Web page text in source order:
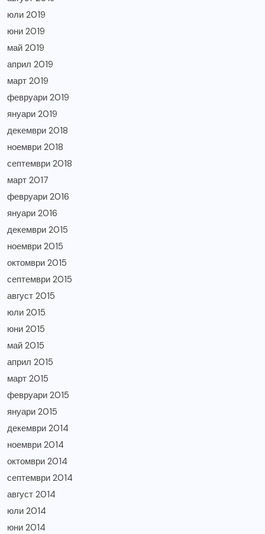
юли 2019
юни 2019
май 2019
април 2019
март 2019
февруари 2019
януари 2019
декември 2018
ноември 2018
септември 2018
март 2017
февруари 2016
януари 2016
декември 2015
ноември 2015
октомври 2015
септември 2015
август 2015
юли 2015
юни 2015
май 2015
април 2015
март 2015
февруари 2015
януари 2015
декември 2014
ноември 2014
октомври 2014
септември 2014
август 2014
юли 2014
юни 2014